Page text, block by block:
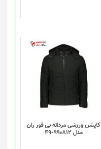
کاپشن ورزشی مردانه بی فور ران
مدل 990812-49